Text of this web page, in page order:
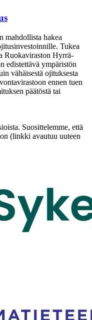
mahdollista hakea
Tukea
Ruokaviraston Hyrrä-
edistettävä ympäristön
vähäisestä ojituksesta
ennen tuen
päätöstä tai
Suosittelemme, että
(linkki avautuu uuteen